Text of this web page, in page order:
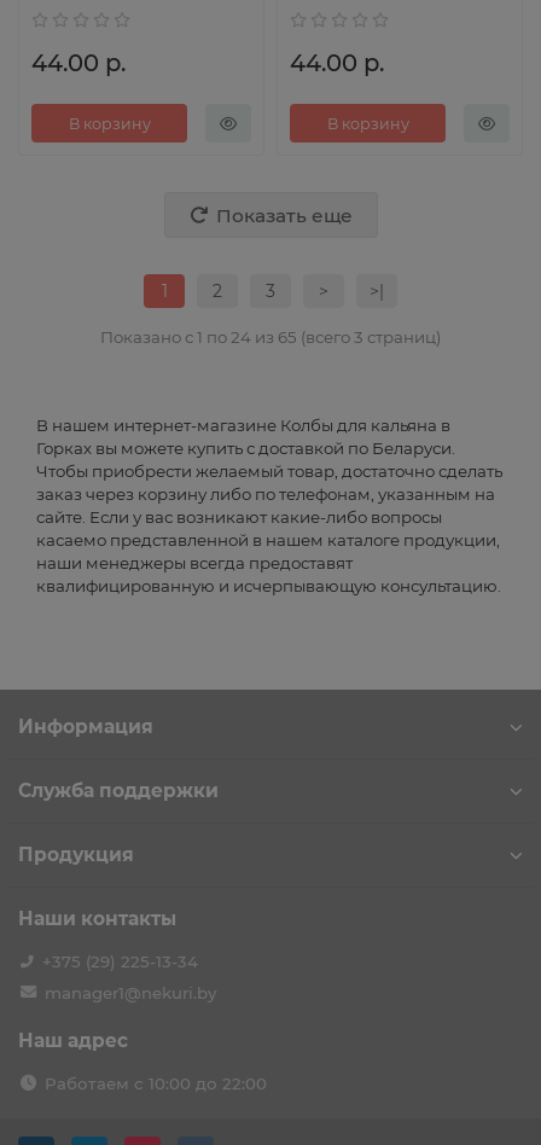
44.00 р.
В корзину
44.00 р.
В корзину
Показать еще
1 2 3 > >|
Показано с 1 по 24 из 65 (всего 3 страниц)
В нашем интернет-магазине Колбы для кальяна в
Горках вы можете купить с доставкой по Беларуси.
Чтобы приобрести желаемый товар, достаточно сделать
заказ через корзину либо по телефонам, указанным на
сайте. Если у вас возникают какие-либо вопросы
касаемо представленной в нашем каталоге продукции,
наши менеджеры всегда предоставят
квалифицированную и исчерпывающую консультацию.
Информация
Служба поддержки
Продукция
Наши контакты
+375 (29) 225-13-34
manager1@nekuri.by
Наш адрес
Работаем с 10:00 до 22:00